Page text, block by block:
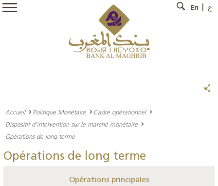
En ع
Accueil Politique Monétaire
Cadre opérationnel
Dispositif d’intervention sur le marché monétaire
Opérations de long terme
Opérations de long terme
Opérations principales